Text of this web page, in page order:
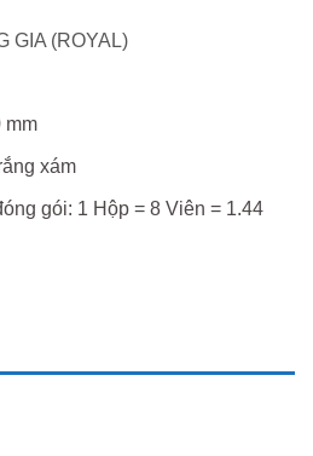
GIA (ROYAL)
mm
xám
gói: 1 Hộp = 8 Viên = 1.44